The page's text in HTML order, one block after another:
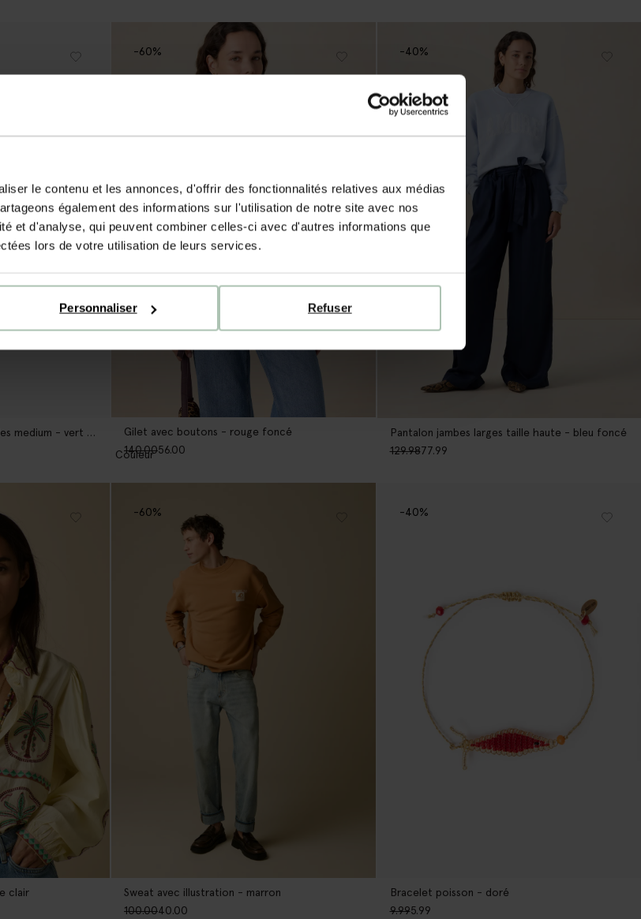
le contenu et les annonces, d'offrir des fonctionnalités relatives aux médias
également des informations sur l'utilisation de notre site avec nos
et d'analyse, qui peuvent combiner celles-ci avec d'autres informations que
lors de votre utilisation de leurs services.
Refuser
Personnaliser
Lampe suspendue Aural Shades medium - vert clair
Gilet avec boutons - rouge foncé
140.0056.00
-60%
Couleur
Pantalon jambes larges taille haute - bleu foncé
129.9877.99
-40%
clair
Sweat avec illustration - marron
100.0040.00
-60%
Bracelet poisson - doré
9.995.99
-40%